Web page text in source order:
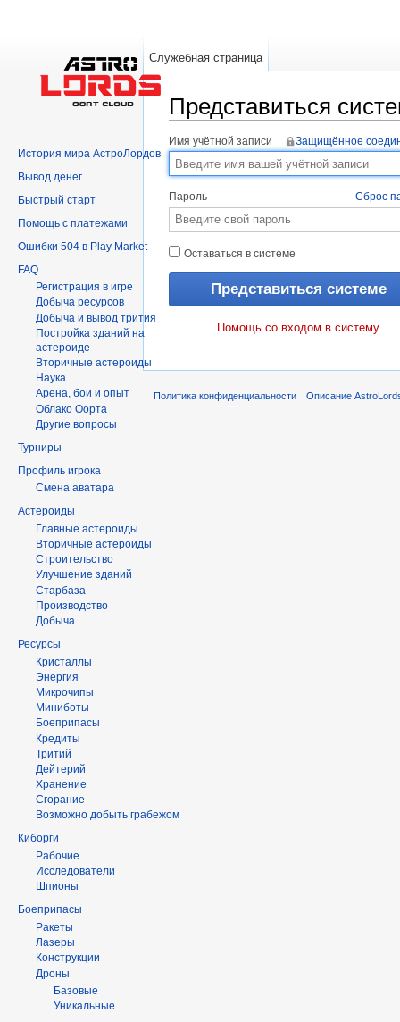
Представиться
Имя учётной записи Защищённое
Пароль Сброс
Оставаться в системе
Помощь со входом в систему
Служебная страница
История мира АстроЛордов
Вывод денег
Быстрый старт
Помощь с платежами
Ошибки 504 в Play Market
FAQ
Регистрация в игре
Добыча ресурсов
Добыча и вывод трития
Постройка зданий на
астероиде
Вторичныe астероиды
Hаука
Арена, бои и опыт
Облако Оорта
Другие вопросы
Турниры
Профиль игрока
Смена аватара
Астероиды
Главные астероиды
Вторичные астероиды
Строительство
Улучшение зданий
Старбаза
Производство
Добыча
Ресурсы
Кристаллы
Энергия
Микрочипы
Миниботы
Боеприпасы
Кредиты
Тритий
Дейтерий
Хранение
Сгорание
Возможно добыть грабежом
Киборги
Рабочие
Исследователи
Шпионы
Боеприпасы
Ракеты
Лазеры
Конструкции
Дроны
Базовые
Уникальные
Политика конфиденциальности Описание